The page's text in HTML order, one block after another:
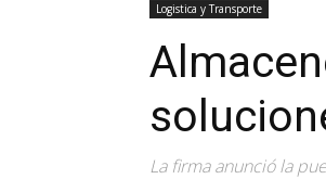
Logistica y Transporte
La firma anunció la